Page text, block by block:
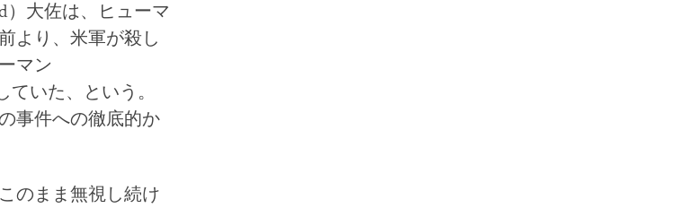
）大佐は、ヒューマ
より、米軍が殺し
マン
ていた、という。
事件への徹底的か
のまま無視し続け